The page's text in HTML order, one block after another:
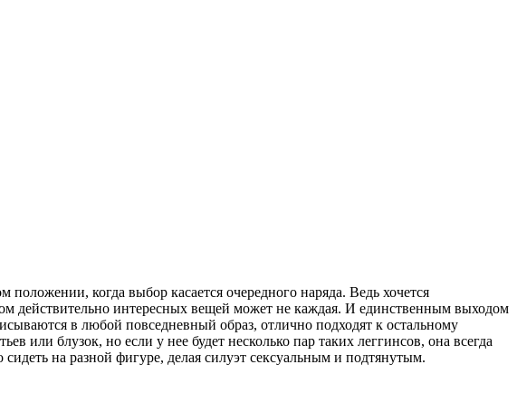
когда выбор касается очередного наряда. Ведь хочется
действительно интересных вещей может не каждая. И единственным выходом
в любой повседневный образ, отлично подходят к остальному
или блузок, но если у нее будет несколько пар таких леггинсов, она всегда
на разной фигуре, делая силуэт сексуальным и подтянутым.